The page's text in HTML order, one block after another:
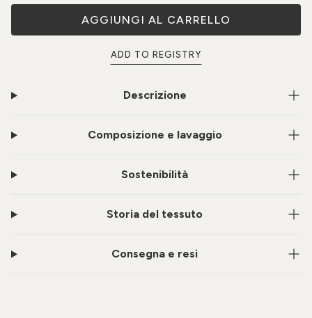
AGGIUNGI AL CARRELLO
ADD TO REGISTRY
Descrizione
Composizione e lavaggio
Sostenibilità
Storia del tessuto
Consegna e resi